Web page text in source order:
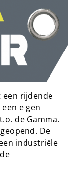
een rijdende
eigen
de Gamma.
De
industriële